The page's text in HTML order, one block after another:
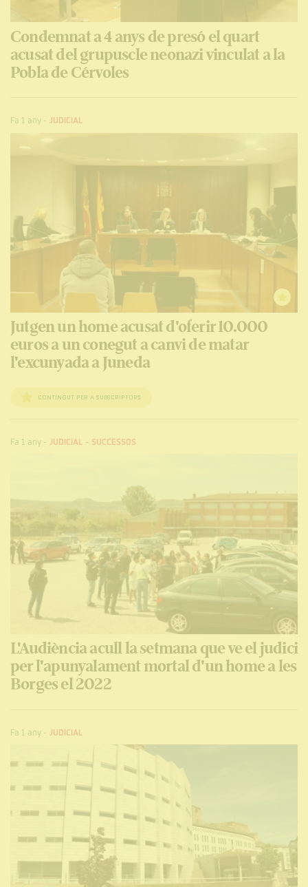
Condemnat a 4 anys de presó el quart
acusat del grupuscle neonazi vinculat a la
Pobla de Cérvoles
Fa 1 any-JUDICIAL
Jutgen un home acusat d'oferir 10.000
euros a un conegut a canvi de matar
l'excunyada a Juneda
CONTINGUT PER A SUBSCRIPTORS
Fa 1 any-JUDICIAL - SUCCESSOS
L'Audiència acull la setmana que ve el judici
per l'apunyalament mortal d'un home a les
Borges el 2022
Fa 1 any-JUDICIAL